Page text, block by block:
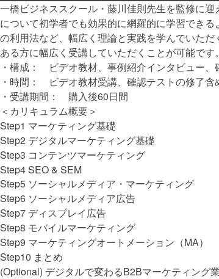
一橋ビジネススクール・藤川佳則先生を監修に
について初学者でも効果的に網羅的に学習でき
の利用法など、幅広く理論と実践を学んでいた
ある方に幅広く受講していただくことが可能です。
・構成： ビデオ教材、事例紹介インタビュー、
・時間： ビデオ教材受講、確認テストの修了含
・受講期間： 購入後60日間
＜カリキュラム概要＞
Step1 マーケティング基礎
Step2 デジタルマーケティング基礎
Step3 コンテンツマーケティング
Step4 SEO & SEM
Step5 ソーシャルメディア・マーケティング
Step6 ソーシャルメディア広告
Step7 ディスプレイ広告
Step8 モバイルマーケティング
Step9 マーケティングオートメーション（MA）
Step10 まとめ
(Optional) デジタルで変わるB2Bマーケティング